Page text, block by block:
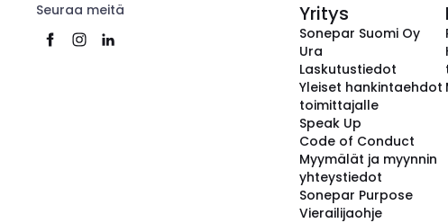
Seuraa meitä Yritys
Sonepar Suomi Oy
Ura
Laskutustiedot
Yleiset hankintaehdot
toimittajalle
Speak Up
Code of Conduct
Myymälät ja myynnin
yhteystiedot
Sonepar Purpose
Vierailijaohje